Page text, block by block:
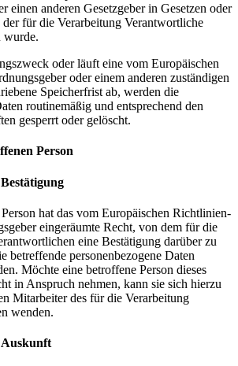
einen anderen Gesetzgeber in Gesetzen oder
für die Verarbeitung Verantwortliche
wurde.
oder läuft eine vom Europäischen
oder einem anderen zuständigen
Speicherfrist ab, werden die
routinemäßig und entsprechend den
gesperrt oder gelöscht.
Person
hat das vom Europäischen Richtlinien-
eingeräumte Recht, von dem für die
eine Bestätigung darüber zu
betreffende personenbezogene Daten
Möchte eine betroffene Person dieses
in Anspruch nehmen, kann sie sich hierzu
Mitarbeiter des für die Verarbeitung
wenden.